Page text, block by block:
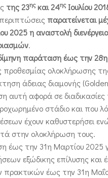
της 23ηςκαι 24ηςΙουλίου
περιπτώσεις παρατείνεται
2025 η αναστολή
.
παράταση έως την 28η
προθεσμίας ολοκλήρωσης
άδειας διαμονής
αυτή αφορά σε διαδικασίες
στάδιο και που
έχουν καθυστερήσει
στην ολοκλήρωση τους.
έως την 31η Μαρτίου 2025
εξώδικης επίλυσης και
πρακτικών έως την 31η